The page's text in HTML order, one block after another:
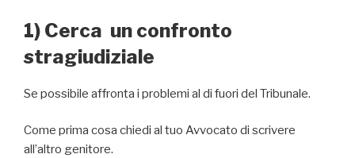
1) Cerca un confronto
stragiudiziale
Se possibile affronta i problemi al di fuori del Tribunale.
Come prima cosa chiedi al tuo Avvocato di scrivere
all’altro genitore.